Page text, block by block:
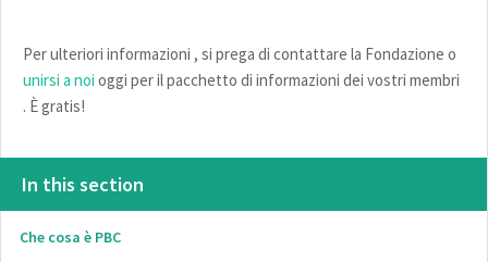
Per ulteriori informazioni , si prega di contattare la Fondazione o
unirsi a noi oggi per il pacchetto di informazioni dei vostri membri
. È gratis!
In this section
Che cosa è PBC